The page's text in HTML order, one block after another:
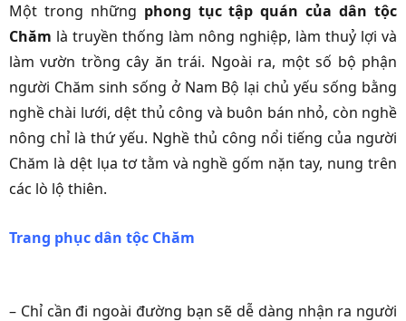
Một trong những phong tục tập quán của dân tộc
Chăm là truyền thống làm nông nghiệp, làm thuỷ lợi và
làm vườn trồng cây ăn trái. Ngoài ra, một số bộ phận
người Chăm sinh sống ở Nam Bộ lại chủ yếu sống bằng
nghề chài lưới, dệt thủ công và buôn bán nhỏ, còn nghề
nông chỉ là thứ yếu. Nghề thủ công nổi tiếng của người
Chăm là dệt lụa tơ tằm và nghề gốm nặn tay, nung trên
các lò lộ thiên.
Trang phục dân tộc Chăm
– Chỉ cần đi ngoài đường bạn sẽ dễ dàng nhận ra người